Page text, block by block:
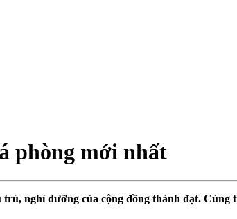
phòng mới nhất
nghỉ dưỡng của cộng đồng thành đạt.